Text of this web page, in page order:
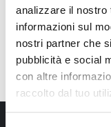
analizzare il nostro
informazioni sul
nostri partner che
pubblicità e social
con altre
raccolto dal tuo